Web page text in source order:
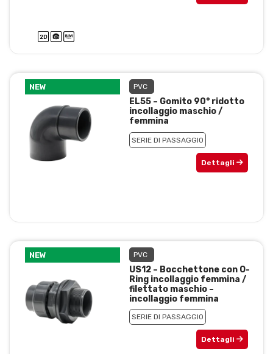
NEW PVC
EL55 – Gomito 90° ridotto
incollaggio maschio /
femmina
SERIE DI PASSAGGIO
Dettagli
NEW PVC
US12 – Bocchettone con O-
Ring incollaggio femmina /
filettato maschio –
incollaggio femmina
SERIE DI PASSAGGIO
Dettagli